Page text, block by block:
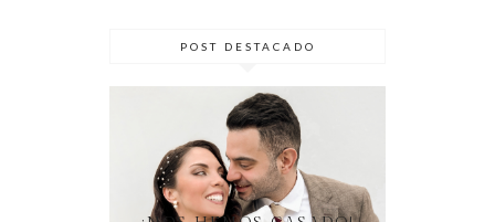
POST DESTACADO